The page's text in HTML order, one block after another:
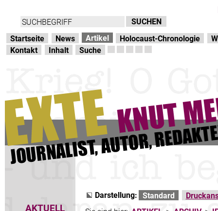
Startseite News Artikel Holocaust-Chronologie
Kontakt
Inhalt Suche
AKTUELL
Darstellung: Standard